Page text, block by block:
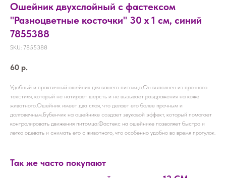
Ошейник двухслойный с фастексом
"Разноцветные косточки" 30 х 1 см, синий
7855388
SKU: 7855388
60 р.
Удобный и практичный ошейник для вашего питомца.Он выполнен из прочного
текстиля, который не натирает шерсть и не вызывает раздражения на коже
животного.Ошейник имеет два слоя, что делает его более прочным и
долговечным.Бубенчик на ошейнике создает звуковой эффект, который помогает
контролировать движения питомца.Фастекс на ошейнике позволяет быстро и
легко одевать и снимать его с животного, что особенно удобно во время прогулок.
Так же часто покупают